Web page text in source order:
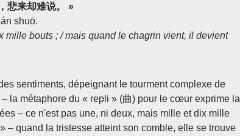
悲来却难说。 »
shuō.
bouts ; / mais quand le chagrin vient, il devient
sentiments, dépeignant le tourment complexe de
la métaphore du « repli » (曲) pour le cœur exprime la
– ce n'est pas une, ni deux, mais mille et dix mille
– quand la tristesse atteint son comble, elle se trouve